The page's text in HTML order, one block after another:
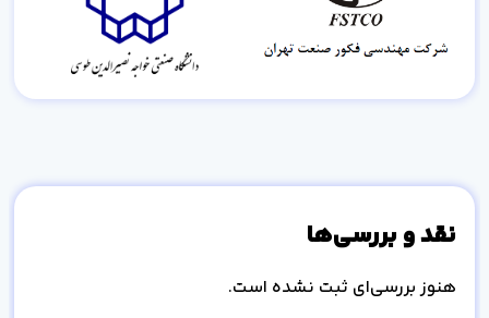
نقد و بررسی‌ها
هنوز بررسی‌ای ثبت نشده است.